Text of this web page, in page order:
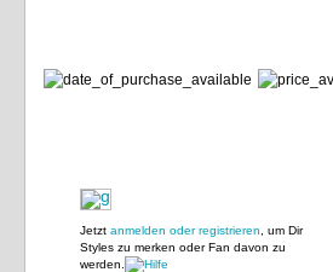
Jetzt anmelden oder registrieren , um Dir
Styles zu merken oder Fan davon zu
werden.